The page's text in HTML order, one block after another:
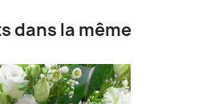
dans la même